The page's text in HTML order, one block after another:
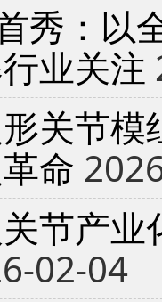
秀：以
业关注
关节
命
节产
02-04